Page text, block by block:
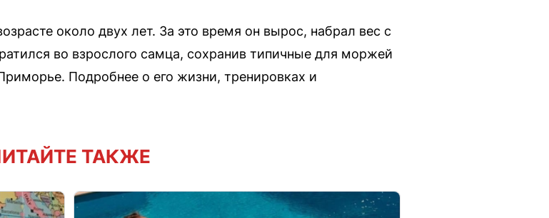
около двух лет. За это время он вырос, набрал вес с
во взрослого самца, сохранив типичные для моржей
Подробнее о его жизни, тренировках и
ТАКЖЕ